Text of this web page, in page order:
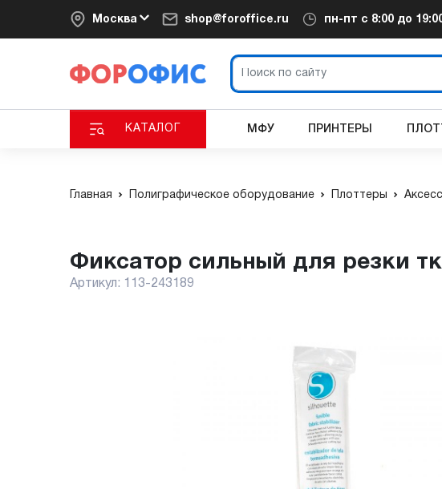
Москва shop@foroffice.ru пн-пт с 8:00 до
КАТАЛОГ МФУ ПРИНТЕРЫ
Главная Полиграфическое оборудование Плоттеры
Фиксатор сильный для резки
Артикул: 113-243189